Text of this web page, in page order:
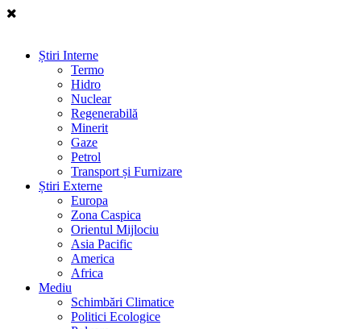
Știri Interne
Termo
Hidro
Nuclear
Regenerabilă
Minerit
Gaze
Petrol
Transport și Furnizare
Știri Externe
Europa
Zona Caspica
Orientul Mijlociu
Asia Pacific
America
Africa
Mediu
Schimbări Climatice
Politici Ecologice